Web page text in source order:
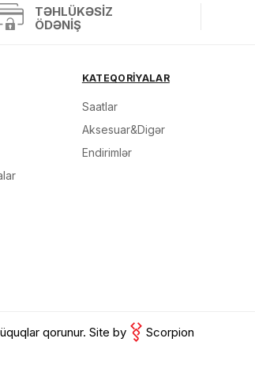
Çatdırılma
TƏHLÜKƏSIZ
ÖDƏNIŞ
KATEQORİYALAR
Saatlar
Aksesuar&Digər
Endirimlər
qorunur. Site by Scorpion